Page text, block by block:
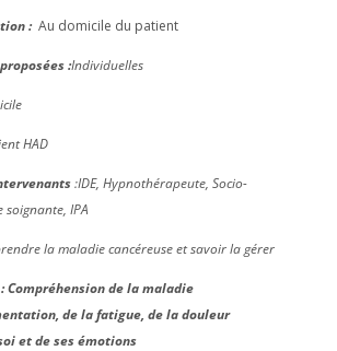
: Au domicile du patient
:Individuelles
HAD
:IDE, Hypnothérapeute, Socio-
soignante, IPA
la maladie cancéreuse et savoir la gérer
Compréhension de la maladie
de la fatigue, de la douleur
et de ses émotions